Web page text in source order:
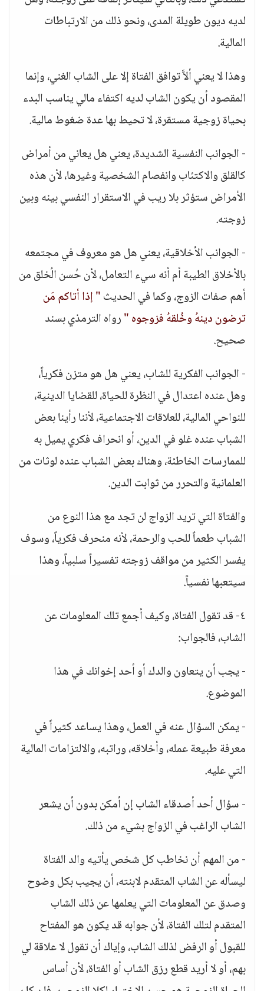
لديه ديون طويلة المدى، ونحو ذلك من الارتباطات
المالية.
وهذا لا يعني ألاَّ توافق الفتاة إلا على الشاب الغني، وإنما
المقصود أن يكون الشاب لديه اكتفاء مالي يناسب البدء
بحياة زوجية مستقرة، لا تحيط بها عدة ضغوط مالية.
- الجوانب النفسية الشديدة، يعني هل يعاني من أمراض
كالقلق والاكتئاب وانفصام الشخصية وغيرها، لأن هذه
الأمراض ستؤثر بلا ريب في الاستقرار النفسي بينه وبين
زوجته.
- الجوانب الأخلاقية، يعني هل هو معروف في مجتمعه
بالأخلاق الطيبة أم أنه سيء التعامل، لأن حُسن الُخلق من
أهم صفات الزوج، وكما في الحديث" إذا أتاكم مَن
ترضون دينهُ وخُلقهُ فزوجوه "رواه الترمذي بسند
صحيح.
- الجوانب الفكرية للشاب، يعني هل هو متزن فكرياً،
وهل عنده اعتدال في النظرة للحياة، للقضايا الدينية،
للنواحي المالية، للعلاقات الاجتماعية، لأننا رأينا بعض
الشباب عنده غلو في الدين، أو انحراف فكري يميل به
للممارسات الخاطئة، وهناك بعض الشباب عنده لوثات من
العلمانية والتحرر من ثوابت الدين.
والفتاة التي تريد الزواج لن تجد مع هذا النوع من
الشباب طعماً للحب والرحمة، لأنه منحرف فكرياً، وسوف
يفسر الكثير من مواقف زوجته تفسيراً سلبياً، وهذا
سيتعبها نفسياً.
٤- قد تقول الفتاة، وكيف أجمع تلك المعلومات عن
الشاب، فالجواب:
- يجب أن يتعاون والدك أو أحد إخوانك في هذا
الموضوع.
- يمكن السؤال عنه في العمل، وهذا يساعد كثيراً في
معرفة طبيعة عمله، وأخلاقه، وراتبه، والالتزامات المالية
التي عليه.
- سؤال أحد أصدقاء الشاب إن أمكن بدون أن يشعر
الشاب الراغب في الزواج بشيء من ذلك.
- من المهم أن نخاطب كل شخص يأتيه والد الفتاة
ليسأله عن الشاب المتقدم لابنته، أن يجيب بكل وضوح
وصدق عن المعلومات التي يعلمها عن ذلك الشاب
المتقدم لتلك الفتاة، لأن جوابه قد يكون هو المفتاح
للقبول أو الرفض لذلك الشاب، وإياك أن تقول لا علاقة لي
بهم، أو لا أريد قطع رزق الشاب أو الفتاة، لأن أساس